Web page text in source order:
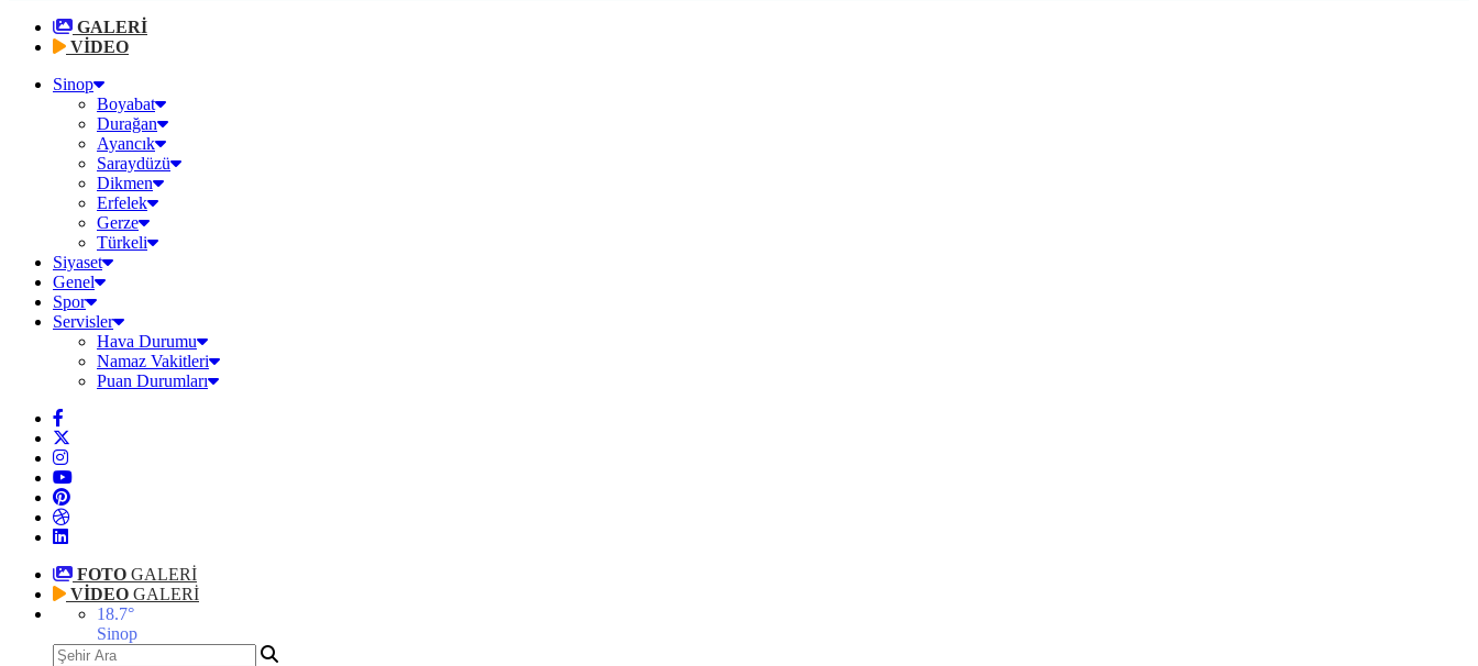
GALERİ
VİDEO
Sinop
Boyabat
Durağan
Ayancık
Saraydüzü
Dikmen
Erfelek
Gerze
Türkeli
Siyaset
Genel
Spor
Servisler
Hava Durumu
Namaz Vakitleri
Puan Durumları
FOTO GALERİ
VİDEO GALERİ
18.7°
Sinop